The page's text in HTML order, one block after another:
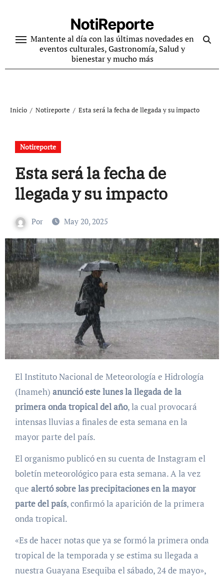
contenido
NotiReporte
Mantente al día con las últimas novedades en
eventos culturales, Gastronomía, Salud y
bienestar y mucho más
Inicio Notireporte Esta será la fecha de llegada y su impacto
Notireporte
Esta será la fecha de
llegada y su impacto
Por May 20, 2025
El Instituto Nacional de Meteorología e Hidrología
(Inameh) anunció este lunes la llegada de la
primera onda tropical del año, la cual provocará
intensas lluvias a finales de esta semana en la
mayor parte del país.
El organismo publicó en su cuenta de Instagram el
boletín meteorológico para esta semana. A la vez
que alertó sobre las precipitaciones en la mayor
parte del país, confirmó la aparición de la primera
onda tropical.
«Es de hacer notas que ya se formó la primera onda
tropical de la temporada y se estima su llegada a
nuestra Guayana Esequiba el sábado, 24 de mayo»,